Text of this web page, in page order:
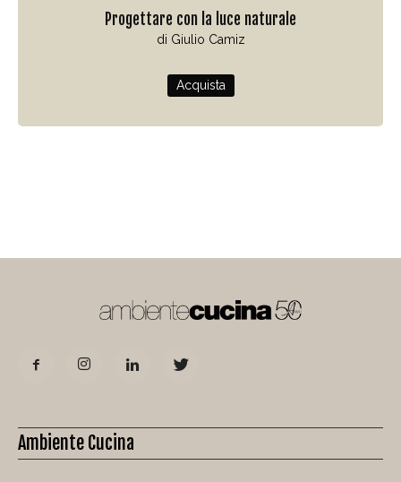
Progettare con la luce naturale
di Giulio Camiz
Acquista
Ambiente Cucina